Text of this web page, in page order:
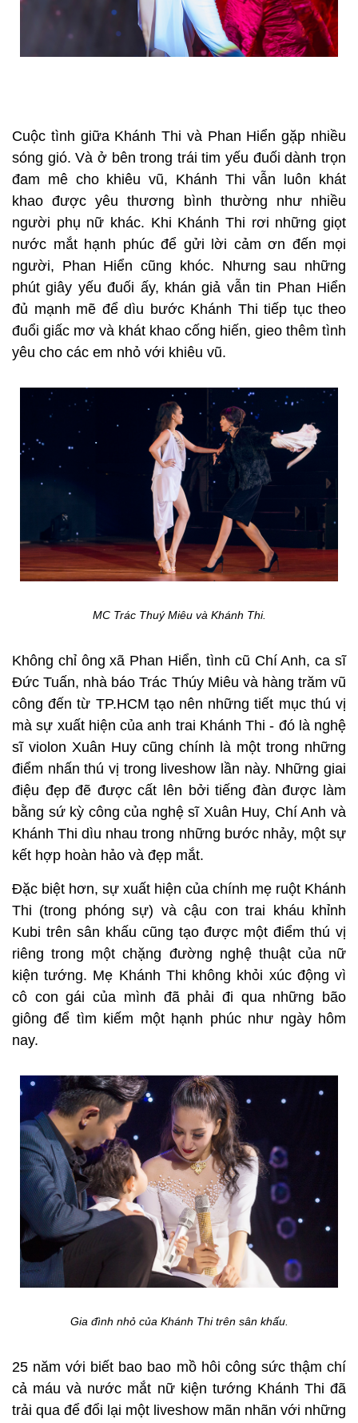
Cuộc tình giữa Khánh Thi và Phan Hiển gặp nhiều
đam mê cho khiêu vũ, Khánh Thi vẫn luôn khát
người phụ nữ khác. Khi Khánh Thi rơi những giọt
nước mắt hạnh phúc để gửi lời cảm ơn đến mọi
người, Phan Hiển cũng khóc. Nhưng sau những
phút giây yếu đuối ấy, khán giả vẫn tin Phan Hiển
đủ mạnh mẽ để dìu bước Khánh Thi tiếp tục theo
đuổi giấc mơ và khát khao cống hiến, gieo thêm tình
yêu cho các em nhỏ với khiêu vũ.
Không chỉ ông xã Phan Hiển, tình cũ Chí Anh, ca sĩ
Đức Tuấn, nhà báo Trác Thúy Miêu và hàng trăm vũ
công đến từ TP.HCM tạo nên những tiết mục thú vị
mà sự xuất hiện của anh trai Khánh Thi - đó là nghệ
sĩ violon Xuân Huy cũng chính là một trong những
điểm nhấn thú vị trong liveshow lần này. Những giai
điệu đẹp đẽ được cất lên bởi tiếng đàn được làm
bằng sứ kỳ công của nghệ sĩ Xuân Huy, Chí Anh và
Khánh Thi dìu nhau trong những bước nhảy, một sự
kết hợp hoàn hảo và đẹp mắt.
Đặc biệt hơn, sự xuất hiện của chính mẹ ruột Khánh
Kubi trên sân khấu cũng tạo được một điểm thú vị
riêng trong một chặng đường nghệ thuật của nữ
kiện tướng. Mẹ Khánh Thi không khỏi xúc động vì